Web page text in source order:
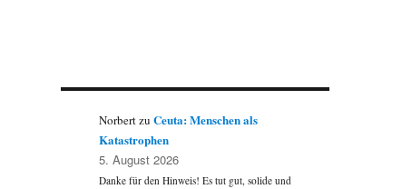
NorbertzuCeuta: Menschen als
Katastrophen
5. August 2026
Danke für den Hinweis! Es tut gut, solide und